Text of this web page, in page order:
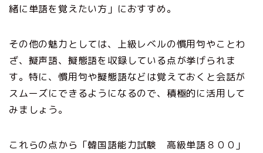
緒に単語を覚えたい方」におすすめ。
その他の魅力としては、上級レベルの慣用句やことわ
ざ、擬声語、擬態語を収録している点が挙げられま
す。特に、慣用句や擬態語などは覚えておくと会話が
スムーズにできるようになるので、積極的に活用して
みましょう。
これらの点から「韓国語能力試験 高級単語８００」